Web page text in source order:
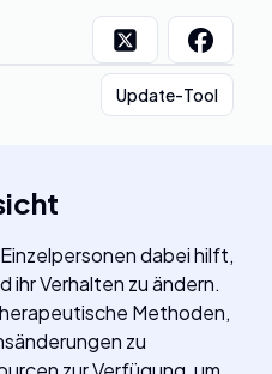
Update-Tool
dabei hilft,
ihr Verhalten zu ändern.
Methoden,
zu